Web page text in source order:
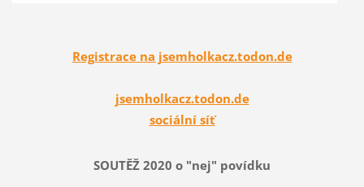
Registrace na jsemholkacz.todon.de
jsemholkacz.todon.de
sociální síť
SOUTĚŽ 2020 o "nej" povídku